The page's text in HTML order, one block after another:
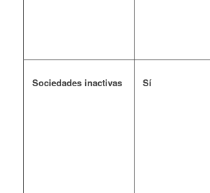
Sociedades inactivas Sí